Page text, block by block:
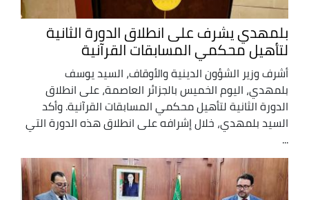
بلمهدي يشرف على انطلاق الدورة الثانية
لتأهيل محكمي المسابقات القرآنية
أشرف وزير الشؤون الدينية والأوقاف، السيد يوسف
بلمهدي، اليوم الخميس بالجزائر العاصمة، على انطلاق
الدورة الثانية لتأهيل محكمي المسابقات القرآنية. وأكد
السيد بلمهدي، خلال إشرافه على انطلاق هذه الدورة التي